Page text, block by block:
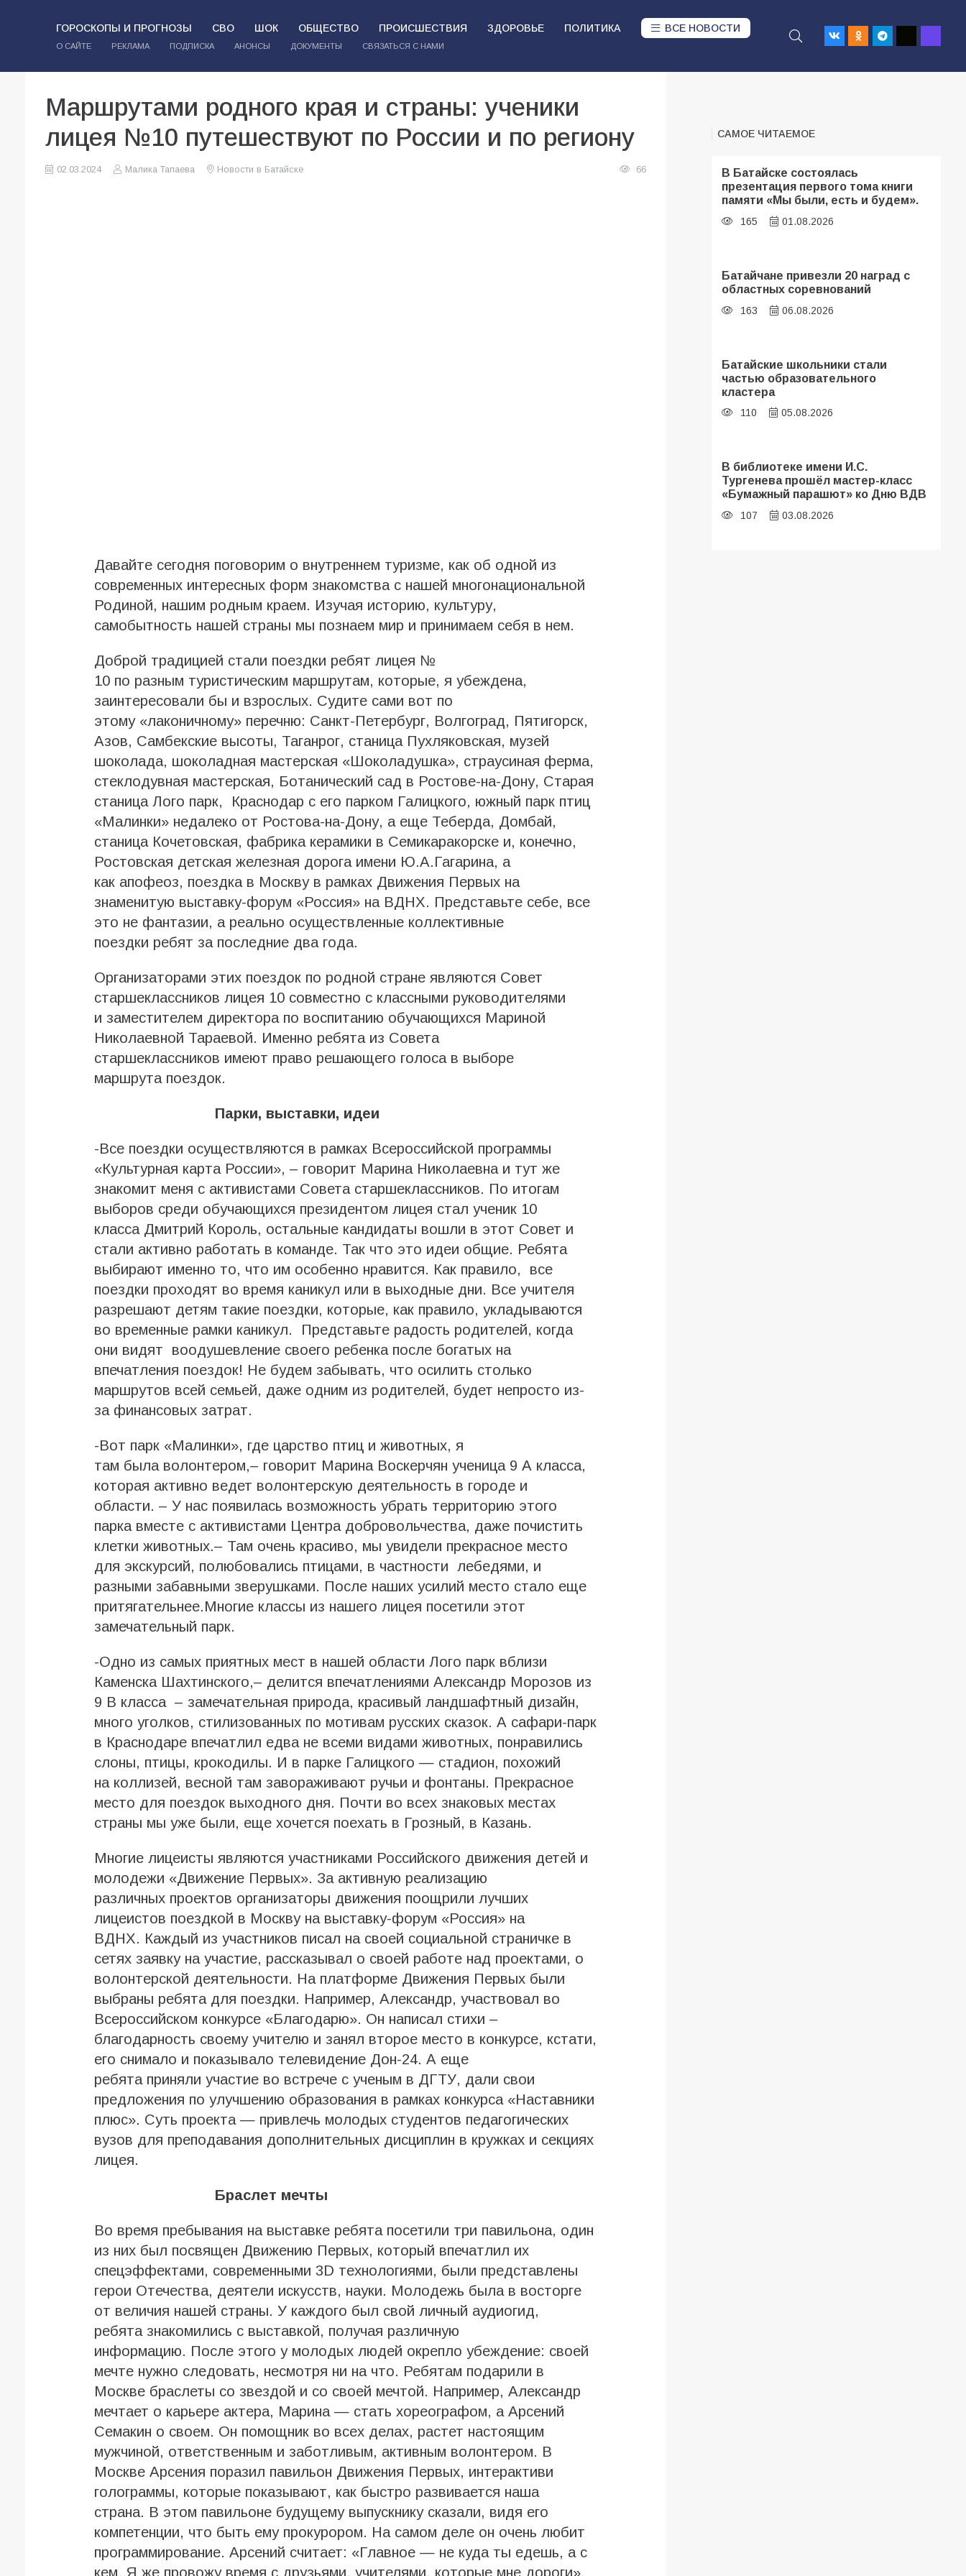
ГОРОСКОПЫ И ПРОГНОЗЫ СВО ШОК ОБЩЕСТВО ПРОИСШЕСТВИЯ ЗДОРОВЬЕ ПОЛИТИКА ВСЕ НОВОСТИ
О САЙТЕ РЕКЛАМА ПОДПИСКА АНОНСЫ ДОКУМЕНТЫ СВЯЗАТЬСЯ С НАМИ
Маршрутами родного края и страны: ученики
лицея №10 путешествуют по России и по региону
02.03.2024 Малика Тапаева Новости в Батайске 66
Давайте сегодня поговорим о внутреннем туризме, как об одной из
современных интересных форм знакомства с нашей многонациональной
Родиной, нашим родным краем. Изучая историю, культуру,
самобытность нашей страны мы познаем мир и принимаем себя в нем.
Доброй традицией стали поездки ребят лицея №
10 по разным туристическим маршрутам, которые, я убеждена,
заинтересовали бы и взрослых. Судите сами вот по
этому «лаконичному» перечню: Санкт-Петербург, Волгоград, Пятигорск,
Азов, Самбекские высоты, Таганрог, станица Пухляковская, музей
шоколада, шоколадная мастерская «Шоколадушка», страусиная ферма,
стеклодувная мастерская, Ботанический сад в Ростове-на-Дону, Старая
станица Лого парк, Краснодар с его парком Галицкого, южный парк птиц
«Малинки» недалеко от Ростова-на-Дону, а еще Теберда, Домбай,
станица Кочетовская, фабрика керамики в Семикаракорске и, конечно,
Ростовская детская железная дорога имени Ю.А.Гагарина, а
как апофеоз, поездка в Москву в рамках Движения Первых на
знаменитую выставку-форум «Россия» на ВДНХ. Представьте себе, все
это не фантазии, а реально осуществленные коллективные
поездки ребят за последние два года.
Организаторами этих поездок по родной стране являются Совет
старшеклассников лицея 10 совместно с классными руководителями
и заместителем директора по воспитанию обучающихся Мариной
Николаевной Тараевой. Именно ребята из Совета
старшеклассников имеют право решающего голоса в выборе
маршрута поездок.
Парки, выставки, идеи
-Все поездки осуществляются в рамках Всероссийской программы
«Культурная карта России», – говорит Марина Николаевна и тут же
знакомит меня с активистами Совета старшеклассников. По итогам
выборов среди обучающихся президентом лицея стал ученик 10
класса Дмитрий Король, остальные кандидаты вошли в этот Совет и
стали активно работать в команде. Так что это идеи общие. Ребята
выбирают именно то, что им особенно нравится. Как правило, все
поездки проходят во время каникул или в выходные дни. Все учителя
разрешают детям такие поездки, которые, как правило, укладываются
во временные рамки каникул. Представьте радость родителей, когда
они видят воодушевление своего ребенка после богатых на
впечатления поездок! Не будем забывать, что осилить столько
маршрутов всей семьей, даже одним из родителей, будет непросто из-
за финансовых затрат.
-Вот парк «Малинки», где царство птиц и животных, я
там была волонтером,– говорит Марина Воскерчян ученица 9 А класса,
которая активно ведет волонтерскую деятельность в городе и
области. – У нас появилась возможность убрать территорию этого
парка вместе с активистами Центра добровольчества, даже почистить
клетки животных.– Там очень красиво, мы увидели прекрасное место
для экскурсий, полюбовались птицами, в частности лебедями, и
разными забавными зверушками. После наших усилий место стало еще
притягательнее.Многие классы из нашего лицея посетили этот
замечательный парк.
-Одно из самых приятных мест в нашей области Лого парк вблизи
Каменска Шахтинского,– делится впечатлениями Александр Морозов из
9 В класса – замечательная природа, красивый ландшафтный дизайн,
много уголков, стилизованных по мотивам русских сказок. А сафари-парк
в Краснодаре впечатлил едва не всеми видами животных, понравились
слоны, птицы, крокодилы. И в парке Галицкого — стадион, похожий
на коллизей, весной там завораживают ручьи и фонтаны. Прекрасное
место для поездок выходного дня. Почти во всех знаковых местах
страны мы уже были, еще хочется поехать в Грозный, в Казань.
Многие лицеисты являются участниками Российского движения детей и
молодежи «Движение Первых». За активную реализацию
различных проектов организаторы движения поощрили лучших
лицеистов поездкой в Москву на выставку-форум «Россия» на
ВДНХ. Каждый из участников писал на своей социальной страничке в
сетях заявку на участие, рассказывал о своей работе над проектами, о
волонтерской деятельности. На платформе Движения Первых были
выбраны ребята для поездки. Например, Александр, участвовал во
Всероссийском конкурсе «Благодарю». Он написал стихи –
благодарность своему учителю и занял второе место в конкурсе, кстати,
его снимало и показывало телевидение Дон-24. А еще
ребята приняли участие во встрече с ученым в ДГТУ, дали свои
предложения по улучшению образования в рамках конкурса «Наставники
плюс». Суть проекта — привлечь молодых студентов педагогических
вузов для преподавания дополнительных дисциплин в кружках и секциях
лицея.
Браслет мечты
Во время пребывания на выставке ребята посетили три павильона, один
из них был посвящен Движению Первых, который впечатлил их
спецэффектами, современными 3D технологиями, были представлены
герои Отечества, деятели искусств, науки. Молодежь была в восторге
от величия нашей страны. У каждого был свой личный аудиогид,
ребята знакомились с выставкой, получая различную
информацию. После этого у молодых людей окрепло убеждение: своей
мечте нужно следовать, несмотря ни на что. Ребятам подарили в
Москве браслеты со звездой и со своей мечтой. Например, Александр
мечтает о карьере актера, Марина — стать хореографом, а Арсений
Семакин о своем. Он помощник во всех делах, растет настоящим
мужчиной, ответственным и заботливым, активным волонтером. В
Москве Арсения поразил павильон Движения Первых, интерактиви
голограммы, которые показывают, как быстро развивается наша
страна. В этом павильоне будущему выпускнику сказали, видя его
компетенции, что быть ему прокурором. На самом деле он очень любит
программирование. Арсений считает: «Главное — не куда ты едешь, а с
кем. Я же провожу время с друзьями, учителями, которые мне дороги».
САМОЕ ЧИТАЕМОЕ
В Батайске состоялась
презентация первого тома книги
памяти «Мы были, есть и будем».
165 01.08.2026
Батайчане привезли 20 наград с
областных соревнований
163 06.08.2026
Батайские школьники стали
частью образовательного
кластера
110 05.08.2026
В библиотеке имени И.С.
Тургенева прошёл мастер-класс
«Бумажный парашют» ко Дню ВДВ
107 03.08.2026